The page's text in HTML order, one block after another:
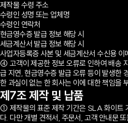
제작물 수령 주소
수령인 성명 또는 업체명
수령인 연락처
현금영수증 발급 정보 해당 시
세금계산서 발급 정보 해당 시
사업자등록증 사본 및 세금계산서 수신용 이
④ 고객이 제공한 정보 오류로 인하여 배송
급 지연, 현금영수증 발급 오류 등이 발생한
한 과실이 없는 한 회사는 이에 대한 책임을
제7조 제작 및 납품
① 제작물의 표준 제작 기간은 SLA 화이트
다. 다만 개별 견적서, 주문서, 고객 안내문